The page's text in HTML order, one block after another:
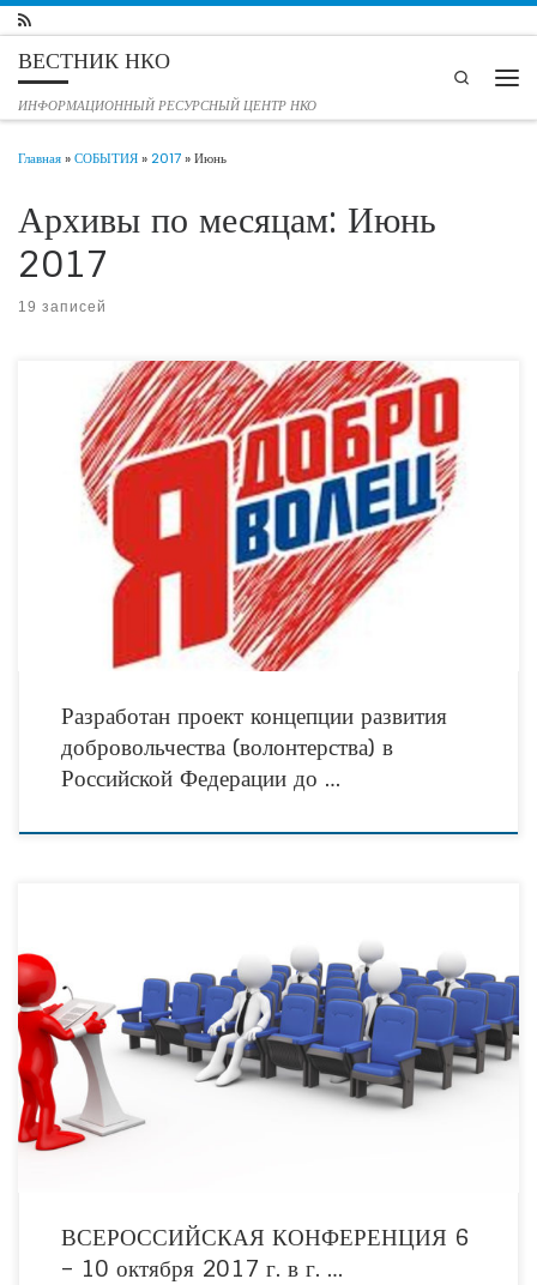
Перейти к содержимому
ВЕСТНИК НКО
ИНФОРМАЦИОННЫЙ РЕСУРСНЫЙ ЦЕНТР НКО
Search
Главная»СОБЫТИЯ»2017»Июнь
Архивы по месяцам: Июнь
2017
19 записей
Концепция развития добровольчества (волонтерства) в Российской Федерации
до 2025 года разработана в рамках Комплекса мер, направленных на
обеспечение поэтапного доступа социально ориентированных некоммерческих
организаций, осуществляющих
Разработан проект концепции развития
добровольчества (волонтерства) в
Российской Федерации до …
ПРИГЛАШАЕМ ПРИНЯТЬ УЧАСТИЕ ВО ВСЕРОССИЙСКОЙ КОНФЕРЕНЦИИ
«ЛИЧНОСТЬ. ОБЩЕСТВО. ГОСУДАРСТВО. ПРОБЛЕМЫ РАЗВИТИЯ И
ВЗАИМОДЕЙСТВИЯ», которая состоится 6 – 10 октября 2017 г. в г. Сочи
(Адлер).
ВСЕРОССИЙСКАЯ КОНФЕРЕНЦИЯ 6
– 10 октября 2017 г. в г. …